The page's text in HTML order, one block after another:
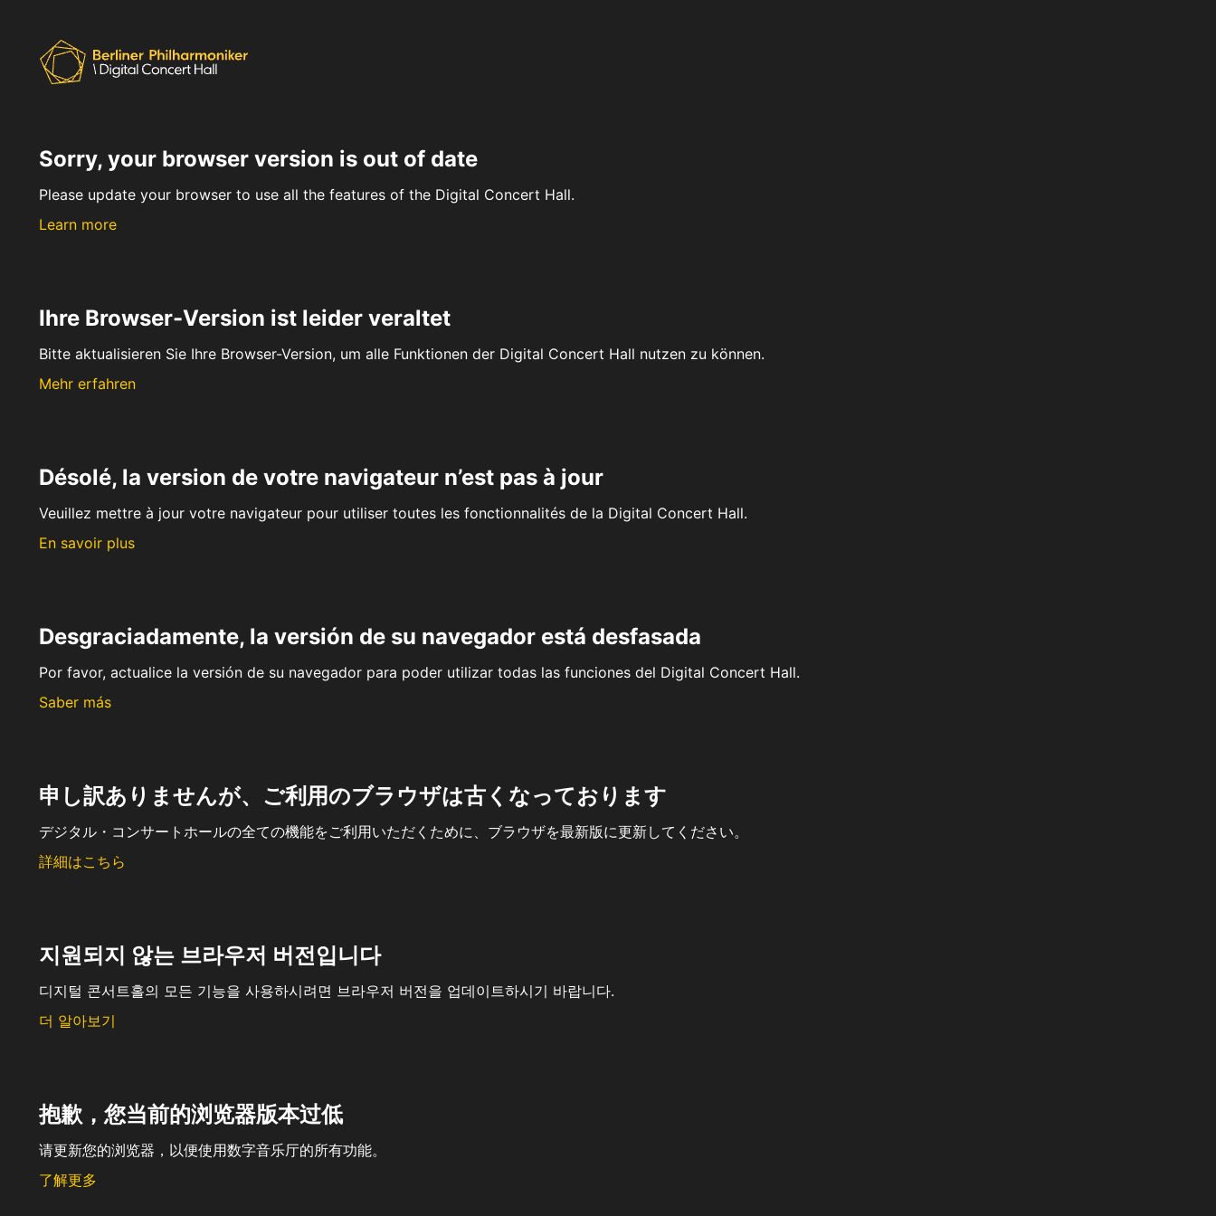
Sorry, your browser version is out of date
Please update your browser to use all the features of the Digital Concert Hall.
Learn more
Ihre Browser-Version ist leider veraltet
Bitte aktualisieren Sie Ihre Browser-Version, um alle Funktionen der Digital Concert Hall nutzen zu können.
Mehr erfahren
Désolé, la version de votre navigateur n’est pas à jour
Veuillez mettre à jour votre navigateur pour utiliser toutes les fonctionnalités de la Digital Concert Hall.
En savoir plus
Desgraciadamente, la versión de su navegador está desfasada
Por favor, actualice la versión de su navegador para poder utilizar todas las funciones del Digital Concert Hall.
Saber más
申し訳ありませんが、ご利用のブラウザは古くなっております
デジタル・コンサートホールの全ての機能をご利用いただくために、ブラウザを最新版に更新してください。
詳細はこちら
지원되지 않는 브라우저 버전입니다
디지털 콘서트홀의 모든 기능을 사용하시려면 브라우저 버전을 업데이트하시기 바랍니다.
더 알아보기
抱歉，您当前的浏览器版本过低
请更新您的浏览器，以便使用数字音乐厅的所有功能。
了解更多